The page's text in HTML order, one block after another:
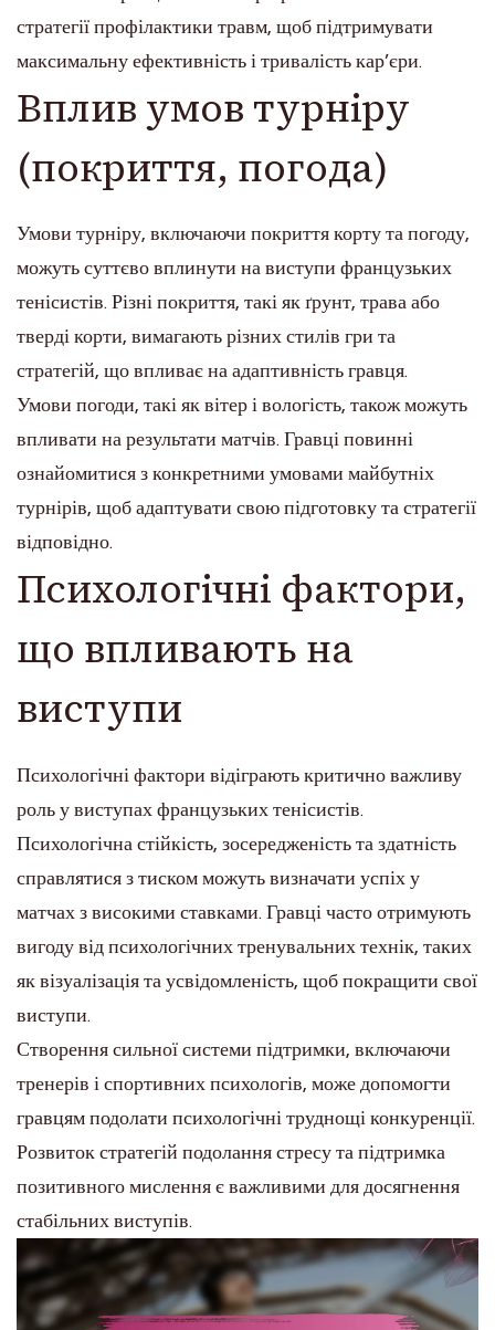
стратегії профілактики травм, щоб підтримувати
максимальну ефективність і тривалість кар’єри.
Вплив умов турніру
(покриття, погода)
Умови турніру, включаючи покриття корту та погоду,
можуть суттєво вплинути на виступи французьких
тенісистів. Різні покриття, такі як ґрунт, трава або
тверді корти, вимагають різних стилів гри та
стратегій, що впливає на адаптивність гравця.
Умови погоди, такі як вітер і вологість, також можуть
впливати на результати матчів. Гравці повинні
ознайомитися з конкретними умовами майбутніх
турнірів, щоб адаптувати свою підготовку та стратегії
відповідно.
Психологічні фактори,
що впливають на
виступи
Психологічні фактори відіграють критично важливу
роль у виступах французьких тенісистів.
Психологічна стійкість, зосередженість та здатність
справлятися з тиском можуть визначати успіх у
матчах з високими ставками. Гравці часто отримують
вигоду від психологічних тренувальних технік, таких
як візуалізація та усвідомленість, щоб покращити свої
виступи.
Створення сильної системи підтримки, включаючи
тренерів і спортивних психологів, може допомогти
гравцям подолати психологічні труднощі конкуренції.
Розвиток стратегій подолання стресу та підтримка
позитивного мислення є важливими для досягнення
стабільних виступів.